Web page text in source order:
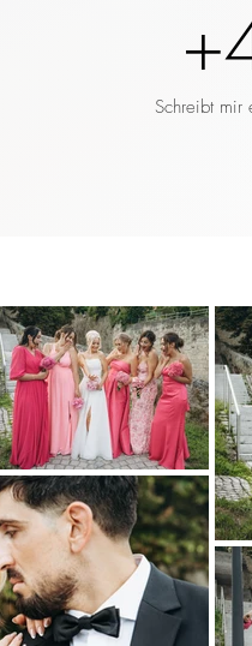
Schreibt mir